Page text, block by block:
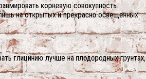
корневую совокупность.
на открытых и прекрасно освещенных
глицинию лучше на плодородных грунтах,